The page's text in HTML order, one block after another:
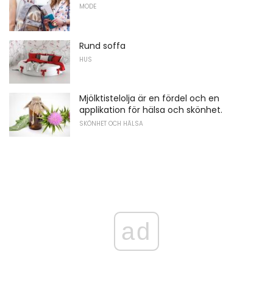
MODE
Rund soffa
HUS
Mjölktistelolja är en fördel och en
applikation för hälsa och skönhet.
SKÖNHET OCH HÄLSA
ad